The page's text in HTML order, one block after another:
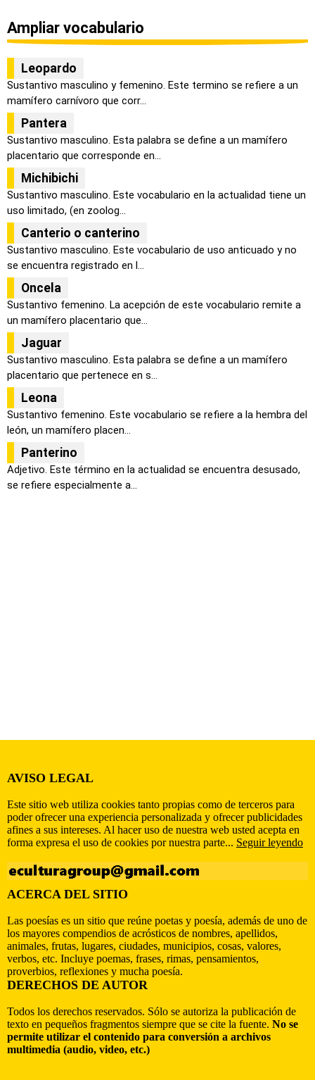
Ampliar vocabulario
Leopardo
Sustantivo masculino y femenino. Este termino se refiere a un
mamífero carnívoro que corr...
Pantera
Sustantivo masculino. Esta palabra se define a un mamífero
placentario que corresponde en...
Michibichi
Sustantivo masculino. Este vocabulario en la actualidad tiene un
uso limitado, (en zoolog...
Canterio o canterino
Sustantivo masculino. Este vocabulario de uso anticuado y no
se encuentra registrado en l...
Oncela
Sustantivo femenino. La acepción de este vocabulario remite a
un mamífero placentario que...
Jaguar
Sustantivo masculino. Esta palabra se define a un mamífero
placentario que pertenece en s...
Leona
Sustantivo femenino. Este vocabulario se refiere a la hembra del
león, un mamífero placen...
Panterino
Adjetivo. Este término en la actualidad se encuentra desusado,
se refiere especialmente a...
AVISO LEGAL
Este sitio web utiliza cookies tanto propias como de terceros para
poder ofrecer una experiencia personalizada y ofrecer publicidades
afines a sus intereses. Al hacer uso de nuestra web usted acepta en
forma expresa el uso de cookies por nuestra parte... Seguir leyendo
ACERCA DEL SITIO
Las poesías es un sitio que reúne poetas y poesía, además de uno de
los mayores compendios de acrósticos de nombres, apellidos,
animales, frutas, lugares, ciudades, municipios, cosas, valores,
verbos, etc. Incluye poemas, frases, rimas, pensamientos,
proverbios, reflexiones y mucha poesía.
DERECHOS DE AUTOR
Todos los derechos reservados. Sólo se autoriza la publicación de
texto en pequeños fragmentos siempre que se cite la fuente. No se
permite utilizar el contenido para conversión a archivos
multimedia (audio, video, etc.)